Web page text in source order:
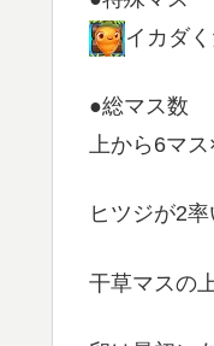
イカダく
●総マス数
上から6マ
ヒツジが2
干草マスの